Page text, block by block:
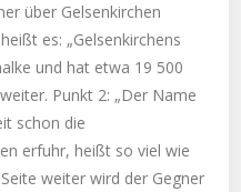
über Gelsenkirchen
es: „Gelsenkirchens
und hat etwa 19 500
Punkt 2: „Der Name
schon die
erfuhr, heißt so viel wie
Seite weiter wird der Gegner